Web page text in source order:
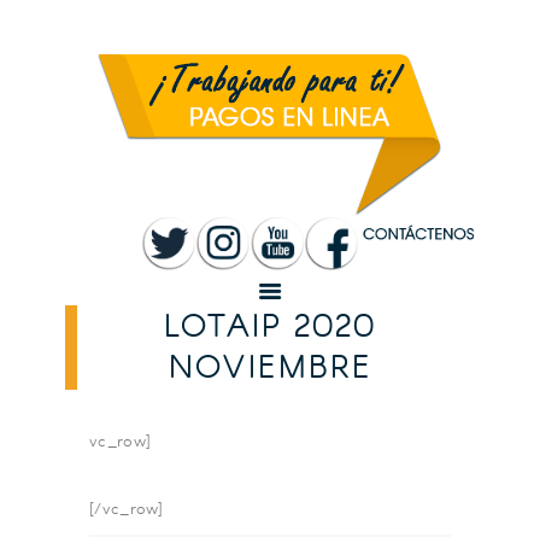
LOTAIP 2020
NOVIEMBRE
MUNICIPALIDAD
SANTA ROSA
CUENTAS
SERVICIOS
CONVOCATORIAS
vc_row]
[/vc_row]